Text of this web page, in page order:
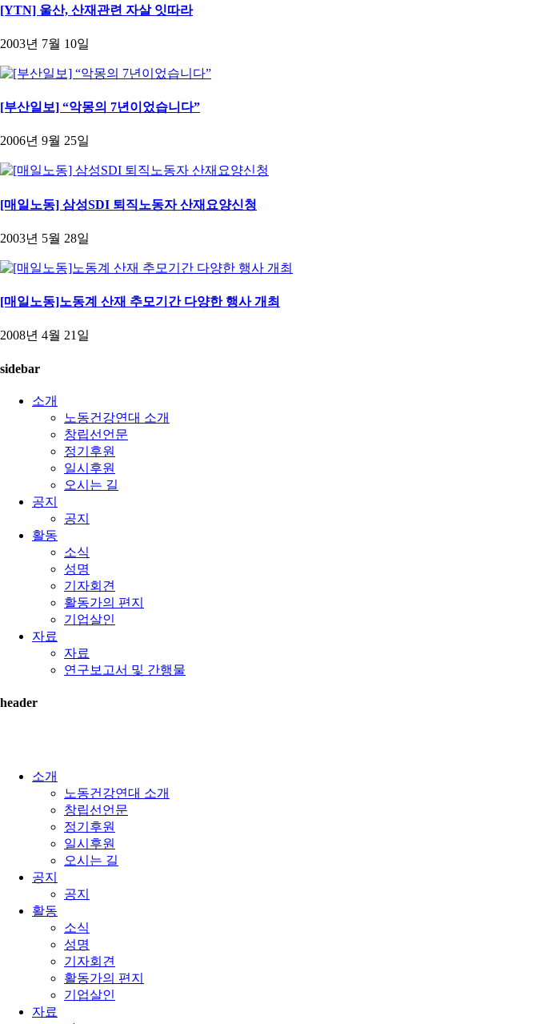
[YTN] 울산, 산재관련 자살 잇따라
2003년 7월 10일
[부산일보] “악몽의 7년이었습니다”
2006년 9월 25일
[매일노동] 삼성SDI 퇴직노동자 산재요양신청
2003년 5월 28일
[매일노동]노동계 산재 추모기간 다양한 행사 개최
2008년 4월 21일
sidebar
소개
노동건강연대 소개
창립선언문
정기후원
일시후원
오시는 길
공지
공지
활동
소식
성명
기자회견
활동가의 편지
기업살인
자료
자료
연구보고서 및 간행물
header
소개
노동건강연대 소개
창립선언문
정기후원
일시후원
오시는 길
공지
공지
활동
소식
성명
기자회견
활동가의 편지
기업살인
자료